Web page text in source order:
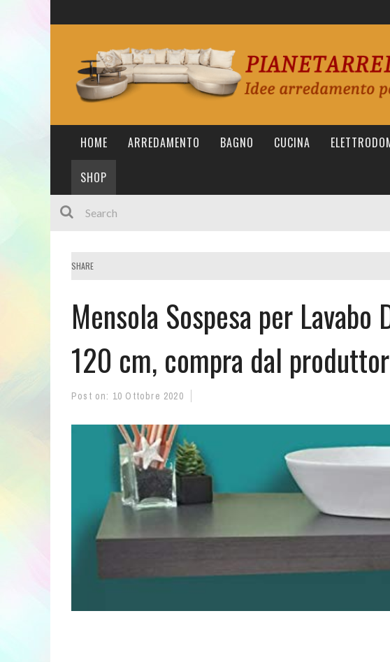
HOME ARREDAMENTO BAGNO CUCINA
SHOP
SHARE
Mensola Sospesa per Lavabo
120 cm, compra dal
Post on: 10 Ottobre 2020